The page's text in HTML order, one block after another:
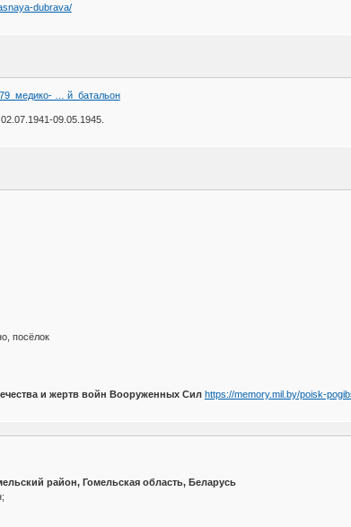
dubrava/
… й_батальон
09.05.1945.
посёлок
и жертв войн Вооруженных Сил https://memory.mil.by/poisk-
район, Гомельская область, Беларусь